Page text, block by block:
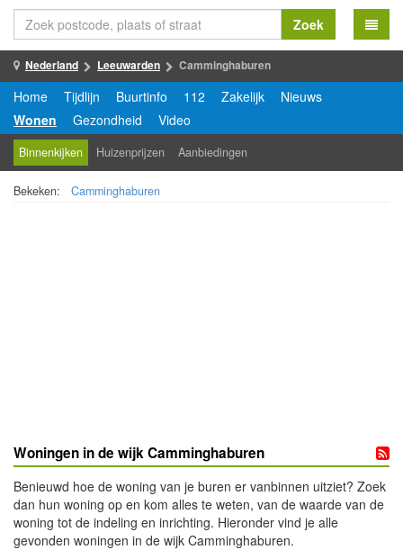
Zoek
Nederland Leeuwarden Camminghaburen
Home Tijdlijn Buurtinfo 112 Zakelijk
Nieuws
Wonen
Gezondheid Video
Binnenkijken Huizenprijzen Aanbiedingen
Bekeken: Camminghaburen
Woningen in de wijk Camminghaburen
Benieuwd hoe de woning van je buren er vanbinnen uitziet? Zoek
dan hun woning op en kom alles te weten, van de waarde van de
woning tot de indeling en inrichting. Hieronder vind je alle
gevonden woningen in de wijk Camminghaburen.